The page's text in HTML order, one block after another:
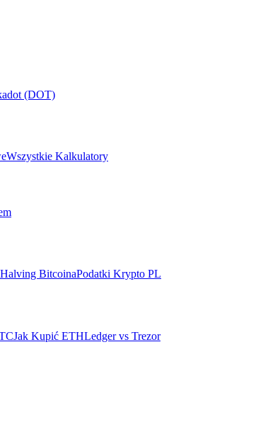
(DOT)
Wszystkie Kalkulatory
Halving BitcoinaPodatki Krypto PL
Jak Kupić ETHLedger vs Trezor